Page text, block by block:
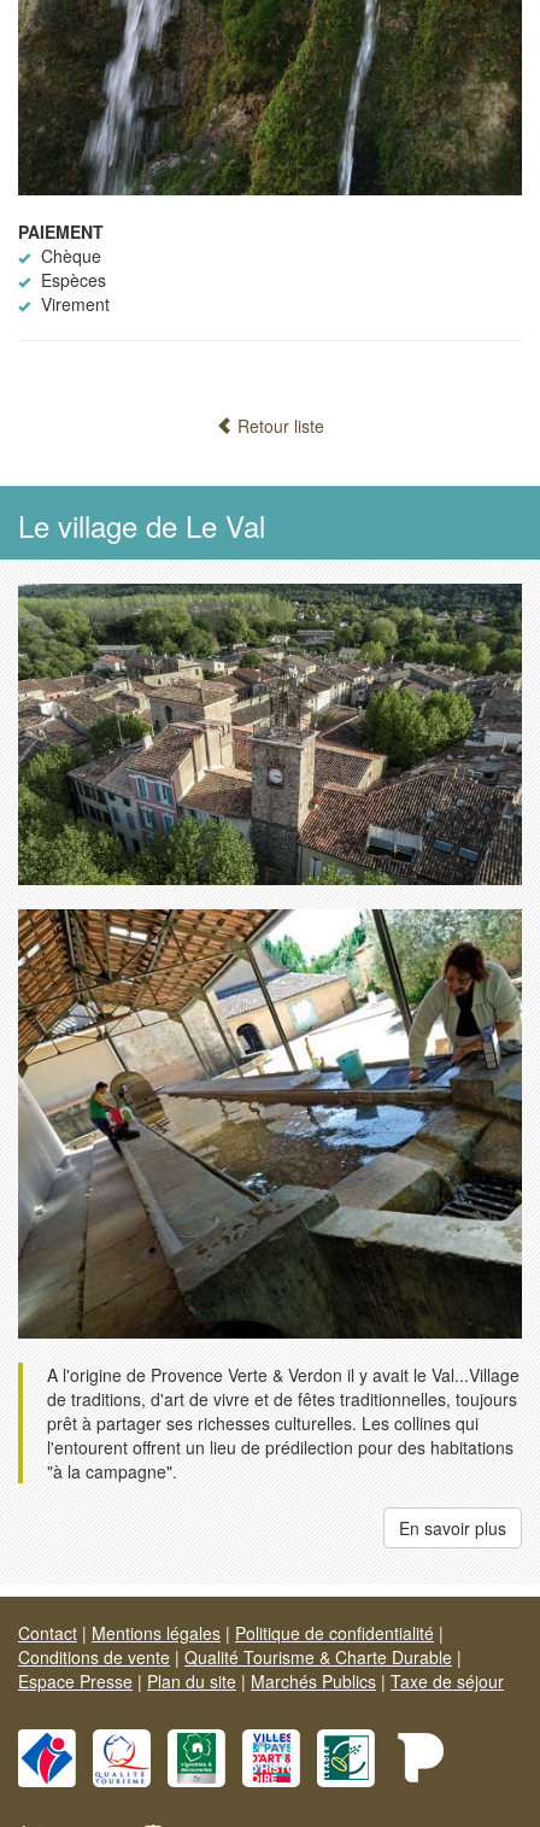
PAIEMENT
Chèque
Espèces
Virement
Retour liste
Le village de Le Val
A l'origine de Provence Verte & Verdon il y avait le Val...Village
de traditions, d'art de vivre et de fêtes traditionnelles, toujours
prêt à partager ses richesses culturelles. Les collines qui
l'entourent offrent un lieu de prédilection pour des habitations
"à la campagne".
En savoir plus
Contact | Mentions légales | Politique de confidentialité |
Conditions de vente | Qualité Tourisme & Charte Durable |
Espace Presse | Plan du site | Marchés Publics | Taxe de séjour